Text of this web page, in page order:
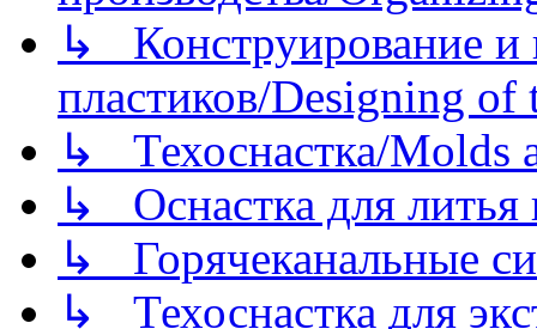
↳ Конструирование и
пластиков/Designing of
↳ Техоснастка/Molds
↳ Оснастка для литья
↳ Горячеканальные
↳ Техоснастка для